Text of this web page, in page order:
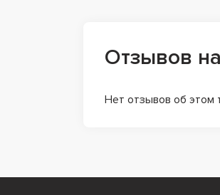
Отзывов
Нет отзывов об этом